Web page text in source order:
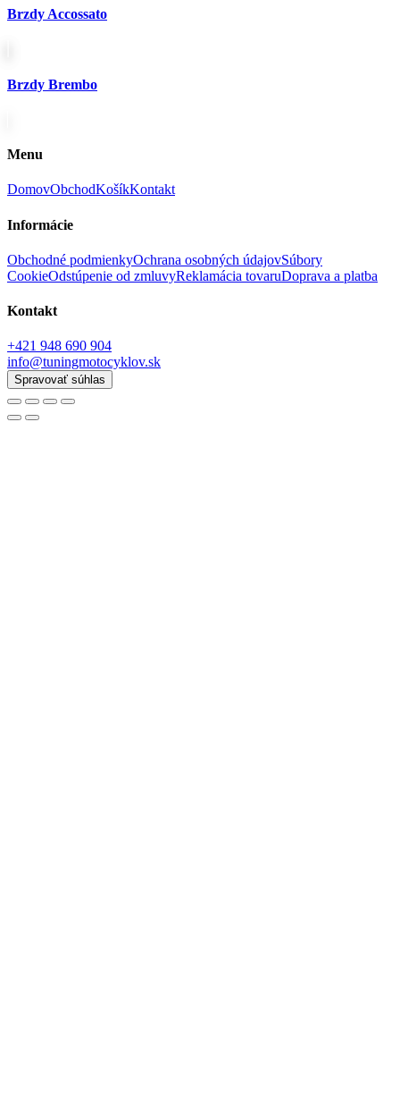
Brzdy Accossato
Brzdy Brembo
Menu
DomovObchodKošíkKontakt
Informácie
Obchodné podmienkyOchrana osobných údajovSúbory
CookieOdstúpenie od zmluvyReklamácia tovaruDoprava a platba
Kontakt
+421 948 690 904
info@tuningmotocyklov.sk
Spravovať súhlas